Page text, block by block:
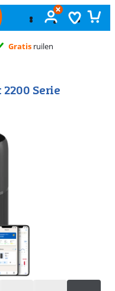
Serie
21 reviews.